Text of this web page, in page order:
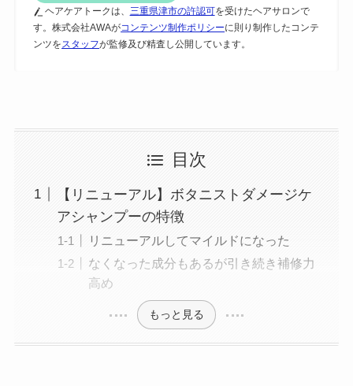
ヘアケアトークは、 三重県津市の許認可を受けたヘアサロンで
す。株式会社AWAがコンテンツ制作ポリシーに則り制作したコンテ
ンツを スタッフが監修及び精査し公開しています。
目次
【リニューアル】ボタニストダメージケ
アシャンプーの特徴
リニューアルしてマイルドになった
なくなった成分もあるが引き続き補修力
高め
もっと見る